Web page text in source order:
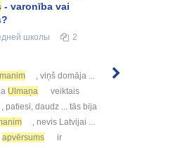
- varonība vai
школы 2
, viņš domāja ...
Ulmaņa
veiktais
, patiesi, daudz ... tās bija
, nevis Latvijai ...
apvērsums
ir